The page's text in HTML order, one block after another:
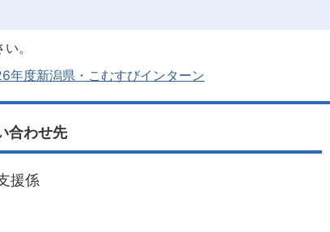
。
年度新潟県・こむすびインターン
合わせ先
援係